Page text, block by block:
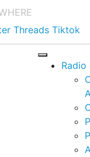
Threads Tiktok
Radio